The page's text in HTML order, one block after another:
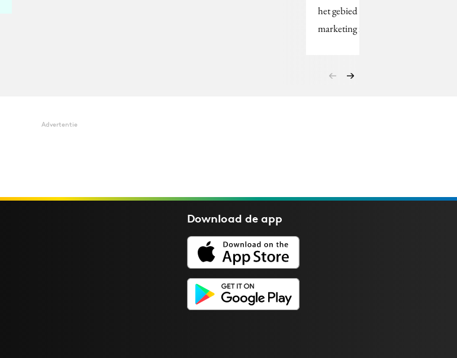
het gebied van digitale
marketing in 2017.
Advertentie
Download deapp